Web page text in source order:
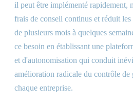
il peut être implémenté rapidement,
frais de conseil continus et réduit
de plusieurs mois à quelques
ce besoin en établissant une
et d'autonomisation qui conduit
amélioration radicale du contrôle de
chaque entreprise.